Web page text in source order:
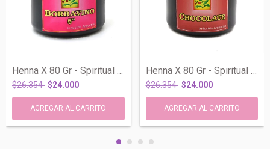
$26.354 $24.000 $26.354 $24.000